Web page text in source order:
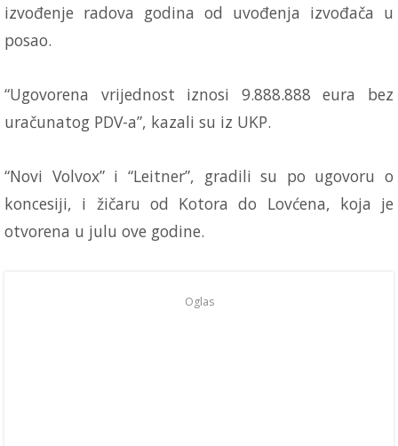
izvođenje radova godina od uvođenja izvođača u
posao.
“Ugovorena vrijednost iznosi 9.888.888 eura bez
uračunatog PDV-a”, kazali su iz UKP.
“Novi Volvox” i “Leitner”, gradili su po ugovoru o
koncesiji, i žičaru od Kotora do Lovćena, koja je
otvorena u julu ove godine.
Oglas